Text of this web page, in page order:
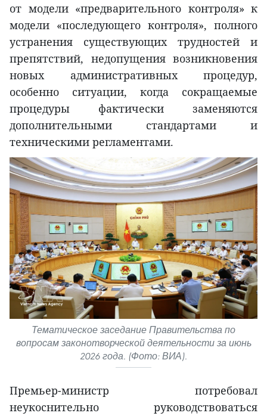
от модели «предварительного контроля» к
модели «последующего контроля», полного
устранения существующих трудностей и
препятствий, недопущения возникновения
новых административных процедур,
особенно ситуации, когда сокращаемые
процедуры фактически заменяются
дополнительными стандартами и
техническими регламентами.
Тематическое заседание Правительства по
вопросам законотворческой деятельности за июнь
2026 года. (Фото: ВИА).
Премьер-министр потребовал
неукоснительно руководствоваться